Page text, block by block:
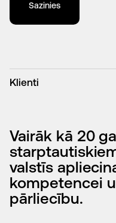
Sazinies
Klienti
Vairāk kā 20
valstīs
kompetencei
pārliecību.